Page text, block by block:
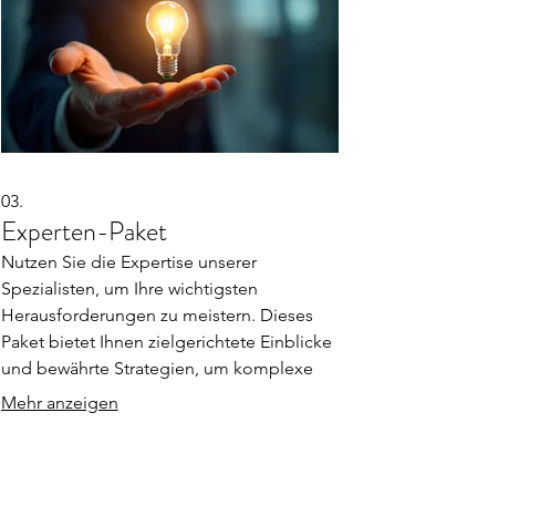
03.
Experten-Paket
Nutzen Sie die Expertise unserer
Spezialisten, um Ihre wichtigsten
Herausforderungen zu meistern. Dieses
Paket bietet Ihnen zielgerichtete Einblicke
und bewährte Strategien, um komplexe
Probleme zu lösen. Profitieren Sie von
Mehr anzeigen